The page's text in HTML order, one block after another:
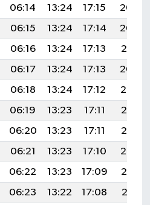
06:14 13:24 17:15
20:24
06:15 13:24 17:14
20:23
06:16 13:24 17:13
20:21
06:17 13:24 17:13
20:20
06:18 13:24 17:12
20:19
06:19 13:23 17:11
20:17
06:20 13:23 17:11
20:16
06:21 13:23 17:10
20:14
06:22 13:23 17:09
20:13
06:23 13:22 17:08
20:11